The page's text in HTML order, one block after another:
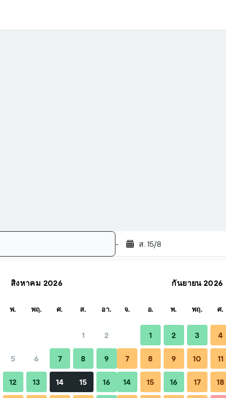
- ส. 15/8
ะคำถามที่พบบ่อย ที่พักใกล้เคียง
สิงหาคม 2026
พ. พฤ. ศ. ส. อา.
1 2
5 6 7 8 9
12 13 14 15 16
กันยายน 2026
จ. อ. พ. พฤ. ศ.
1 2 3 4
7 8 9 10 11
14 15 16 17 18